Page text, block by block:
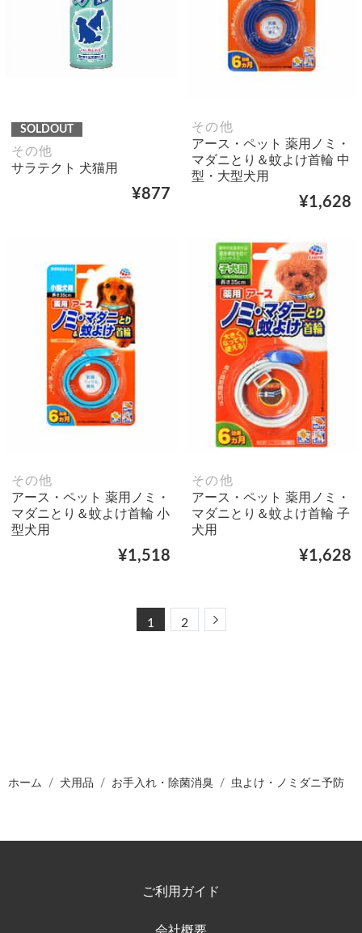
SOLDOUT
その他
サラテクト 犬猫用
¥877
その他
アース・ペット 薬用ノミ・
マダニとり＆蚊よけ首輪 中
型・大型犬用
¥1,628
その他
アース・ペット 薬用ノミ・
マダニとり＆蚊よけ首輪 小
型犬用
¥1,518
その他
アース・ペット 薬用ノミ・
マダニとり＆蚊よけ首輪 子
犬用
¥1,628
1 2 Next
ホーム 犬用品 お手入れ・除菌消臭 虫よけ・ノミダニ予防
ご利用ガイド